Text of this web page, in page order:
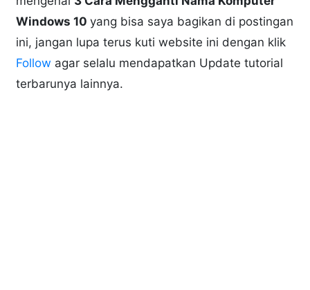
Windows 10yang bisa saya bagikan di postingan
ini, jangan lupa terus kuti website ini dengan klik
Follow agar selalu mendapatkan Update tutorial
terbarunya lainnya.